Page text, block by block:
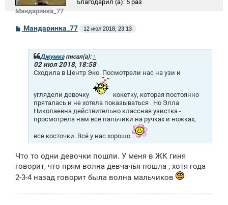
Мандаринка_77
Благодарил (а): 5 раз
СМандаринка_77 12 июл 2018, 23:13
Джумкаписал(а): ↑
02 июл 2018, 18:58
Сходила в Центр Эко. Посмотрели нас на узи и
углядели девочку
кокетку, которая постоянно
пряталась и не хотела показываться . Но Элла
Николаевна действительно классная узистка -
просмотрела нам все пальчики на ручках и ножках,
все косточки. Всё у нас хорошо
Что то одни девочки пошли. У меня в ЖК гиня
говорит, что прям волна девчачья пошла , хотя года
2-3-4 назад говорит была волна мальчиков